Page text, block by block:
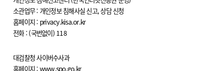
소관업무 : 개인정보 침해사실 신고, 상담 신청
홈페이지 : privacy.kisa.or.kr
전화 : (국번없이) 118
대검찰청 사이버수사과
홈페이지 : www.spo.go.kr